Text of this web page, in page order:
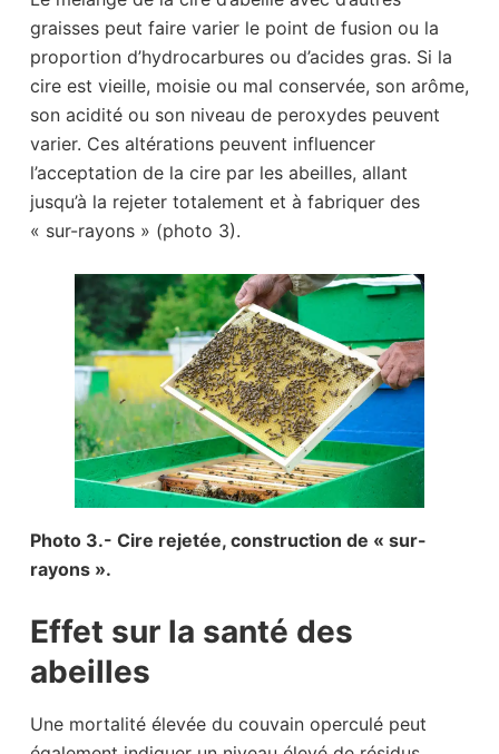
graisses peut faire varier le point de fusion ou la
proportion d’hydrocarbures ou d’acides gras. Si la
cire est vieille, moisie ou mal conservée, son arôme,
son acidité ou son niveau de peroxydes peuvent
varier. Ces altérations peuvent influencer
l’acceptation de la cire par les abeilles, allant
jusqu’à la rejeter totalement et à fabriquer des
« sur-rayons » (photo 3).
Photo 3.- Cire rejetée, construction de « sur-
rayons ».
Effet sur la santé des
abeilles
Une mortalité élevée du couvain operculé peut